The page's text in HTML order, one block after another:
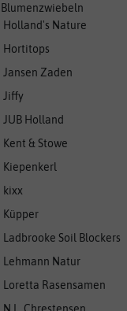
Blumenzwiebeln
Holland's Nature
Hortitops
Jansen Zaden
Jiffy
JUB Holland
Kent & Stowe
Kiepenkerl
kixx
Küpper
Ladbrooke Soil Blockers
Lehmann Natur
Loretta Rasensamen